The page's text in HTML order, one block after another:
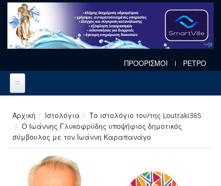
ΠΡΟΟΡΙΣΜΟΙ ΡΕΤΡΟ
Αρχική Ιστολόγια
Το ιστολόγιο του/της Loutraki365
Ο Ιωάννης Γλυκοφρύδης υποψήφιος δημοτικός
σύμβουλος με τον Ιωάννη Καραπανάγο